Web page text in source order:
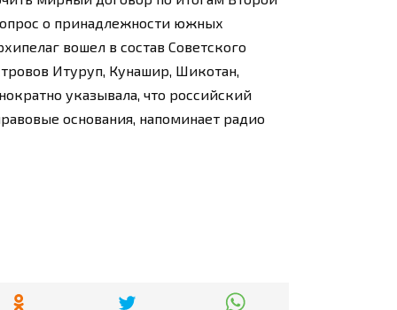
о принадлежности южных
вошел в состав Советского
Итуруп, Кунашир, Шикотан,
указывала, что российский
основания, напоминает радио